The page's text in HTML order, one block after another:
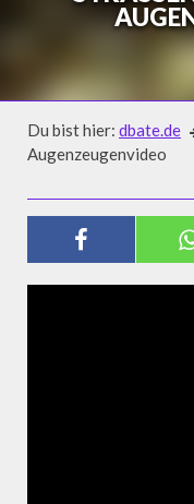
Du bist hier: dbate.de
Augenzeugenvideo